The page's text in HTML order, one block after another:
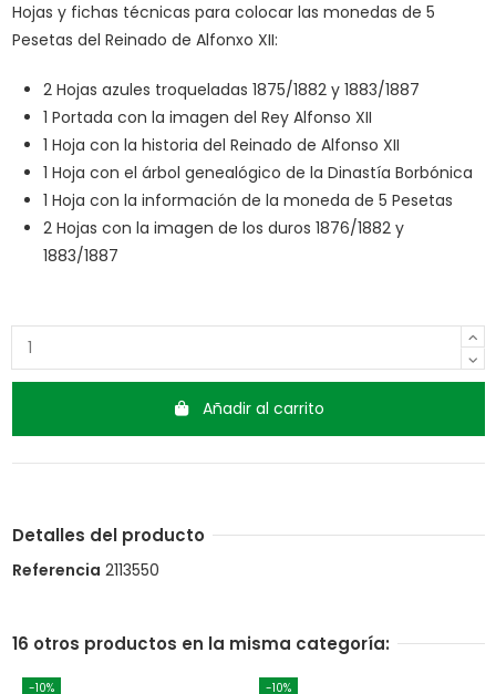
Hojas y fichas técnicas para colocar las monedas de 5
Pesetas del Reinado de Alfonxo XII:
2 Hojas azules troqueladas 1875/1882 y 1883/1887
1 Portada con la imagen del Rey Alfonso XII
1 Hoja con la historia del Reinado de Alfonso XII
1 Hoja con el árbol genealógico de la Dinastía Borbónica
1 Hoja con la información de la moneda de 5 Pesetas
2 Hojas con la imagen de los duros 1876/1882 y
1883/1887
Añadir al carrito
Detalles del producto
Referencia 2113550
16 otros productos en la misma categoría:
-10% -10%